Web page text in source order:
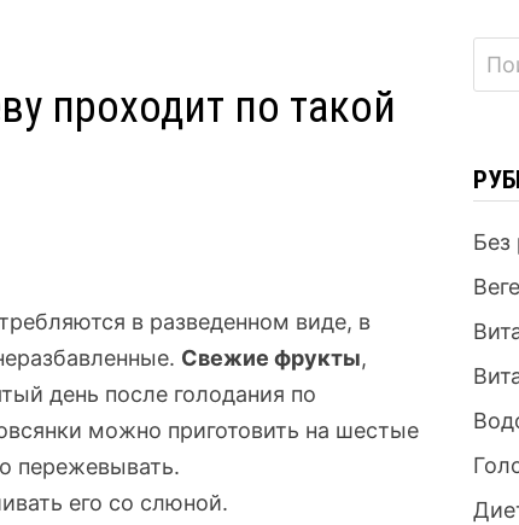
проходит по такой
в разведенном виде, в
Свежие фрукты,
день после голодания по
можно приготовить на шестые
пережевывать.
его со слюной.
Без